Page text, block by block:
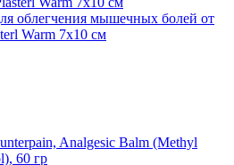
облегчения мышечных болей от
Warm 7x10 см